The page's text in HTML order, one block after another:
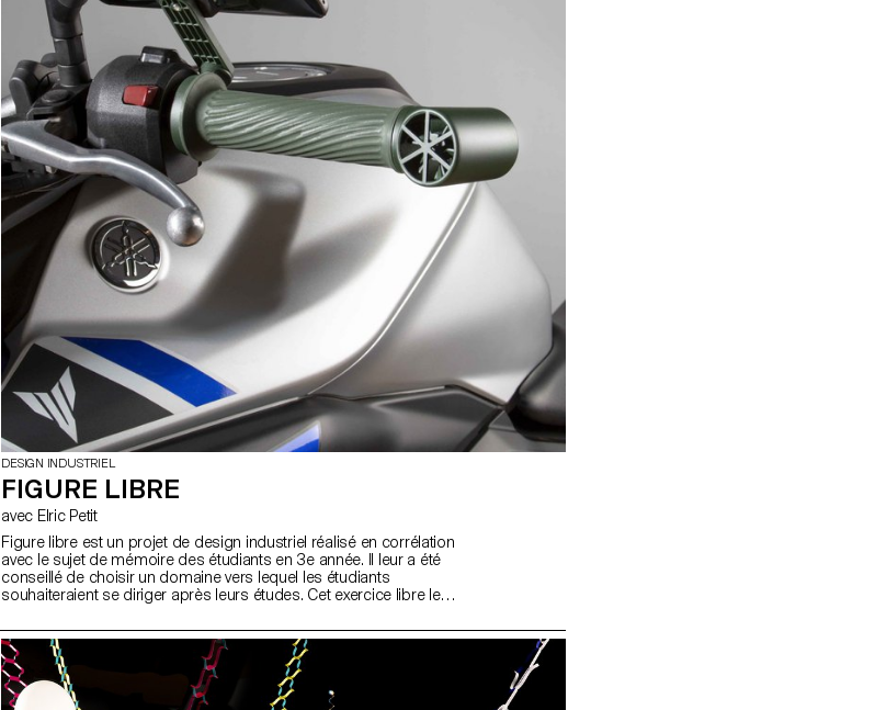
DESIGN INDUSTRIEL
FIGURE LIBRE
avec Elric Petit
Figure libre est un projet de design industriel réalisé en corrélation
avec le sujet de mémoire des étudiants en 3e année. Il leur a été
conseillé de choisir un domaine vers lequel les étudiants
souhaiteraient se diriger après leurs études. Cet exercice libre leur
mobilier, de mobilité, d’objets connectés ou tant d‘autres
possibles, chaque sujet traité avec sérieux devient passionnant.